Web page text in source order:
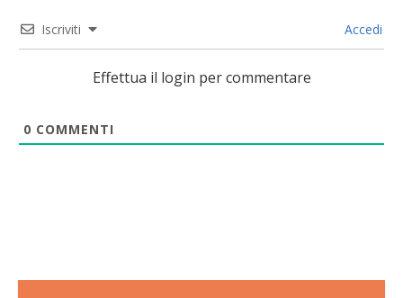
Iscriviti Accedi
Effettua il login per commentare
0 COMMENTI